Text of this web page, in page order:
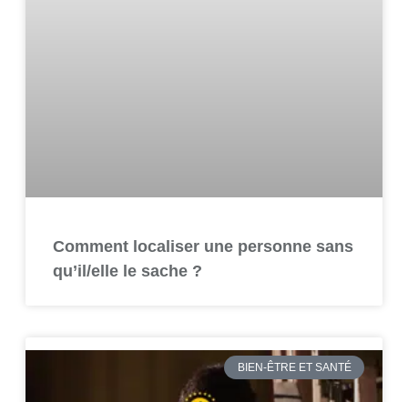
Comment localiser une personne sans
qu’il/elle le sache ?
BIEN-ÊTRE ET SANTÉ